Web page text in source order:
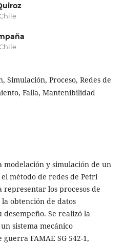
Simulación, Proceso, Redes de
Falla, Mantenibilidad
modelación y simulación de un
método de redes de Petri
los procesos de
obtención de datos
Se realizó la
sistema mecánico
FAMAE SG 542-1,